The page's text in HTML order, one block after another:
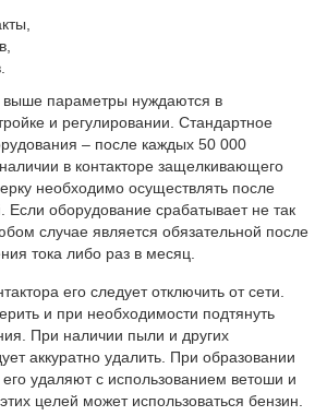
параметры нуждаются в
и регулировании. Стандартное
– после каждых 50 000
в контакторе защелкивающего
необходимо осуществлять после
Если оборудование срабатывает не так
случае является обязательной после
тока либо раз в месяц.
его следует отключить от сети.
и при необходимости подтянуть
При наличии пыли и других
аккуратно удалить. При образовании
его удаляют с использованием ветоши и
целей может использоваться бензин.